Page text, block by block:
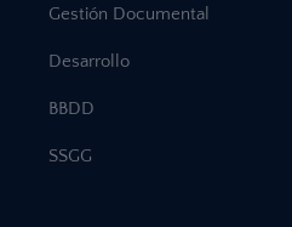
Gestión Documental
Desarrollo
BBDD
SSGG